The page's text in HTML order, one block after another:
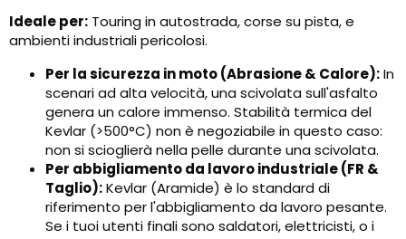
Ideale per: Touring in autostrada, corse su pista, e
ambienti industriali pericolosi.
Per la sicurezza in moto (Abrasione & Calore):In
scenari ad alta velocità, una scivolata sull'asfalto
genera un calore immenso. Stabilità termica del
Kevlar (>500°C) non è negoziabile in questo caso:
non si scioglierà nella pelle durante una scivolata.
Per abbigliamento da lavoro industriale (FR &
Taglio):Kevlar (Aramide) è lo standard di
riferimento per l'abbigliamento da lavoro pesante.
Se i tuoi utenti finali sono saldatori, elettricisti, o i